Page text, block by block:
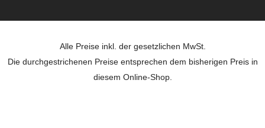
Alle Preise inkl. der gesetzlichen MwSt.
Die durchgestrichenen Preise entsprechen dem bisherigen Preis in
diesem Online-Shop.